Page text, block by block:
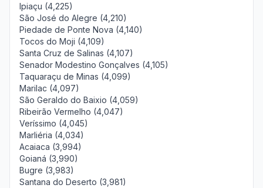
Ipiaçu (4,225)
São José do Alegre (4,210)
Piedade de Ponte Nova (4,140)
Tocos do Moji (4,109)
Santa Cruz de Salinas (4,107)
Senador Modestino Gonçalves (4,105)
Taquaraçu de Minas (4,099)
Marilac (4,097)
São Geraldo do Baixio (4,059)
Ribeirão Vermelho (4,047)
Veríssimo (4,045)
Marliéria (4,034)
Acaiaca (3,994)
Goianá (3,990)
Bugre (3,983)
Santana do Deserto (3,981)